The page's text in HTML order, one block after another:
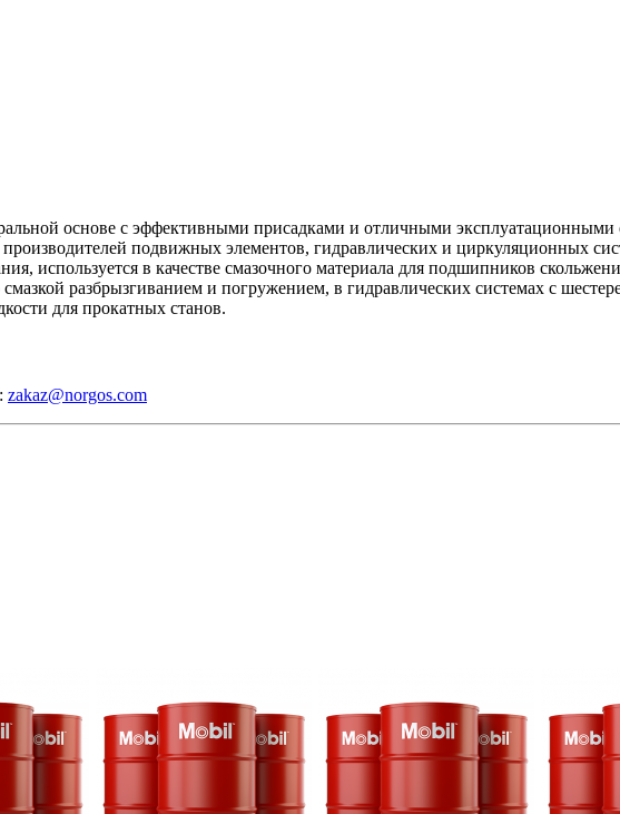
основе с эффективными присадками и отличными эксплуатационными
подвижных элементов, гидравлических и циркуляционных
используется в качестве смазочного материала для подшипников
разбрызгиванием и погружением, в гидравлических системах с
для прокатных станов.
zakaz@norgos.com